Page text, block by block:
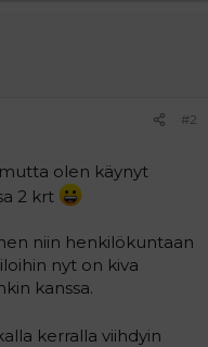
#2
olen käynyt
2 krt
niin henkilökuntaan
nyt on kiva
kanssa.
kerralla viihdyin